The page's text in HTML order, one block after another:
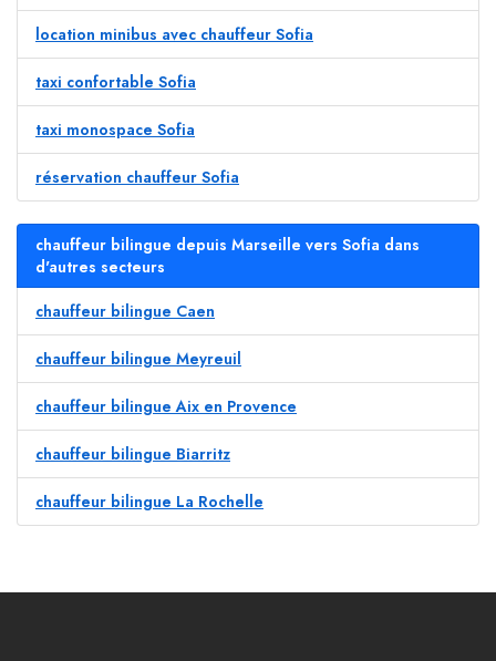
location minibus avec chauffeur Sofia
taxi confortable Sofia
taxi monospace Sofia
réservation chauffeur Sofia
chauffeur bilingue depuis Marseille vers Sofia dans
d'autres secteurs
chauffeur bilingue Caen
chauffeur bilingue Meyreuil
chauffeur bilingue Aix en Provence
chauffeur bilingue Biarritz
chauffeur bilingue La Rochelle